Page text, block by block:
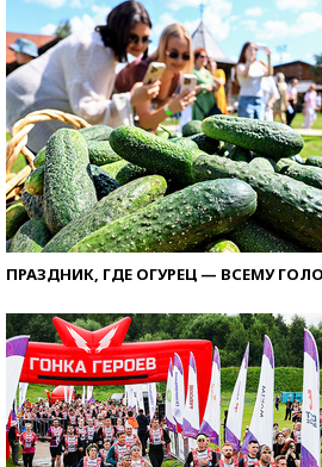
ПРАЗДНИК, ГДЕ ОГУРЕЦ — ВСЕМУ